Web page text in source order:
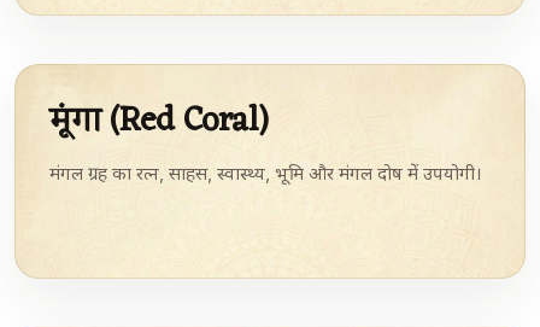
मूंगा (Red Coral)
मंगल ग्रह का रत्न, साहस, स्वास्थ्य, भूमि और मंगल दोष में उपयोगी।